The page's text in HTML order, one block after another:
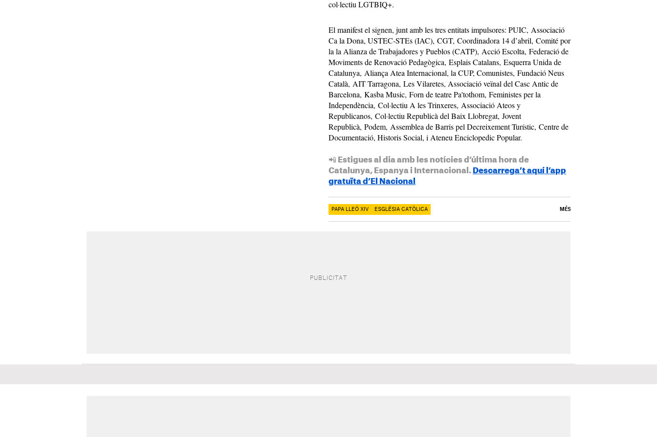
col·lectiu LGTBIQ+.
El manifest el signen, junt amb les tres entitats impulsores: PUIC, Associació
Ca la Dona, USTEC-STEs (IAC), CGT, Coordinadora 14 d’abril, Comité por
la la Alianza de Trabajadores y Pueblos (CATP), Acció Escolta, Federació de
Moviments de Renovació Pedagògica, Esplais Catalans, Esquerra Unida de
Catalunya, Aliança Atea Internacional, la CUP, Comunistes, Fundació Neus
Català, AIT Tarragona, Les Vilaretes, Associació veïnal del Casc Antic de
Barcelona, Kasba Music, Forn de teatre Pa'tothom, Feministes per la
Independència, Col·lectiu A les Trinxeres, Associació Ateos y
Republicanos, Col·lectiu Republicà del Baix Llobregat, Jovent
Republicà, Podem, Assemblea de Barris pel Decreixement Turístic, Centre de
Documentació, Historis Social, i Ateneu Enciclopedic Popular.
📲 Estigues al dia amb les notícies d’última hora de
Catalunya, Espanya i Internacional. Descarrega’t aquí l’app
gratuïta d’El Nacional
PAPA LLEÓ XIV ESGLÉSIA CATÒLICA MÉS